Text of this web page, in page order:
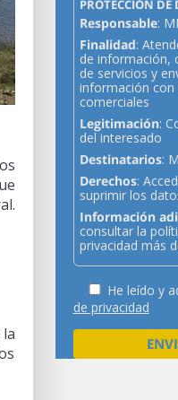
PROTECCIÓN DE
Responsable:
Finalidad:
de información,
de servicios y
información con
comerciales
Legitimación:
del interesado
Destinatarios:
Derechos:
suprimir los
Información
consultar la
privacidad más
He leído y
de privacidad